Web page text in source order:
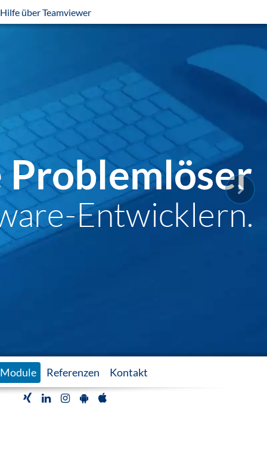
Entwicklern.
Module Referenzen Kontakt
Hilfe über Teamviewer